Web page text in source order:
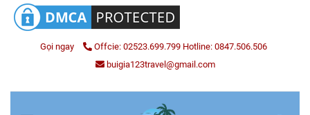
Gọi ngay
Offcie: 02523.699.799 Hotline: 0847.506.506
buigia123travel@gmail.com